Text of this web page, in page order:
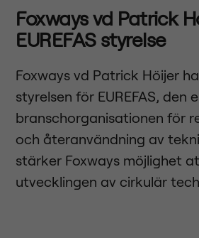
Foxways vd Patrick
EUREFAS styrelse
Foxways vd Patrick Höijer
styrelsen för EUREFAS, den
branschorganisationen för
och återanvändning av
stärker Foxways möjlighet
utvecklingen av cirkulär